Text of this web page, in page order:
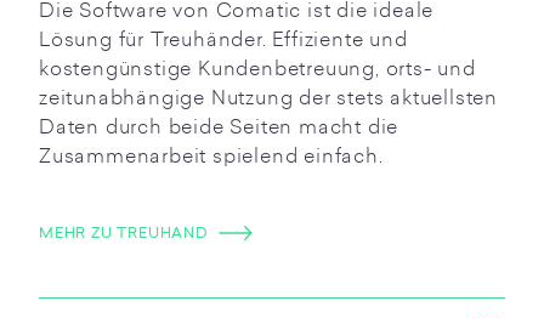
Die Software von Comatic ist die ideale
Lösung für Treuhänder. Effiziente und
kostengünstige Kundenbetreuung, orts- und
zeitunabhängige Nutzung der stets aktuellsten
Daten durch beide Seiten macht die
Zusammenarbeit spielend einfach.
MEHR ZU TREUHAND